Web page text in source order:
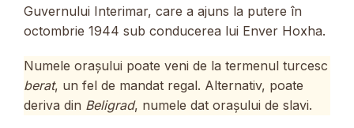
Guvernului Interimar, care a ajuns la putere în
octombrie 1944 sub conducerea lui Enver Hoxha.
Numele orașului poate veni de la termenul turcesc
berat, un fel de mandat regal. Alternativ, poate
deriva din Beligrad, numele dat orașului de slavi.